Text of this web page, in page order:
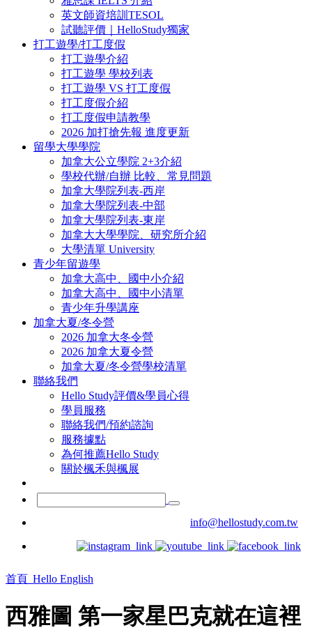
英文師資培訓TESOL
試聽評價｜HelloStudy獨家
打工遊學/打工度假
打工遊學介紹
打工遊學 學校列表
打工遊學 VS 打工度假
打工度假介紹
打工度假申請教學
2026 加打搶先報 進度更新
留學大學學院
加拿大公立學院 2+3介紹
學校代辦/自辦 比較、常見問題
加拿大學院列表-西岸
加拿大學院列表-中部
加拿大學院列表-東岸
加拿大大學學院、研究所介紹
大學清單 University
青少年留遊學
加拿大高中、國中小介紹
加拿大高中、國中小清單
青少年升學講座
加拿大夏/冬令營
2026 加拿大冬令營
2026 加拿大夏令營
加拿大夏/冬令營學校清單
聯絡我們
Hello Study評價&學員心得
學員服務
聯絡我們/預約諮詢
服務據點
為何推薦Hello Study
關於楓禾與楓展
info@hellostudy.com.tw
首頁 Hello English
西雅圖 第一家星巴克就在這裡